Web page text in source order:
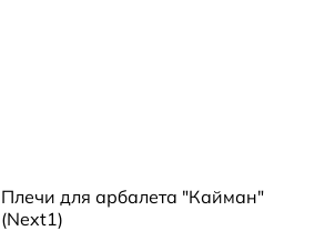
Плечи для арбалета "Кайман"
(Next1)